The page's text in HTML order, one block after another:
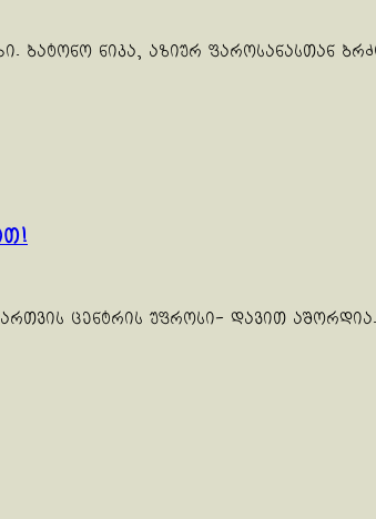
ბატონო ნიკა, აზიურ ფაროსანასთან
ცენტრის უფროსი- დავით